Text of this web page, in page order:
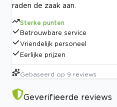
raden de zaak aan.
Sterke punten
Betrouwbare service
Vriendelijk personeel
Eerlijke prijzen
Gebaseerd op 9 reviews
Geverifieerde reviews